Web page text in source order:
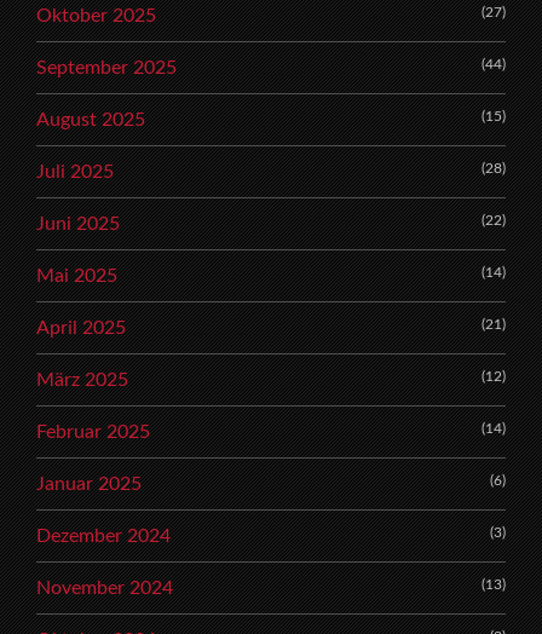
Oktober 2025 (27)
September 2025 (44)
August 2025 (15)
Juli 2025 (28)
Juni 2025 (22)
Mai 2025 (14)
April 2025 (21)
März 2025 (12)
Februar 2025 (14)
Januar 2025 (6)
Dezember 2024 (3)
November 2024 (13)